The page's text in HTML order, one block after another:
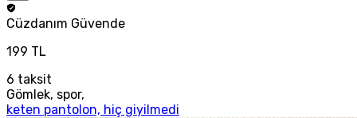
Cüzdanım Güvende
199 TL
6 taksit
Gömlek, spor,
keten pantolon, hiç giyilmedi